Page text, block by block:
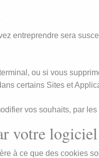
entreprendre sera
ou si vous
certains Sites et
vos souhaits, par
votre
à ce que des cookies